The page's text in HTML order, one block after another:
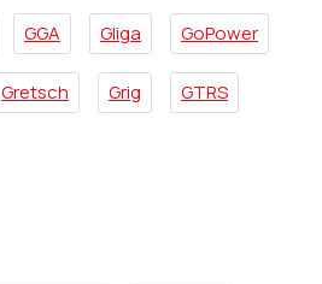
GGA Gliga GoPower
Gretsch Grig GTRS